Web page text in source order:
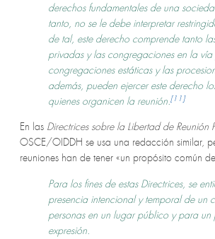
derechos fundamentales de una
tanto, no se le debe interpretar
de tal, este derecho comprende tanto
privadas y las congregaciones en la
congregaciones estáticas y las
además, pueden ejercer este derecho
quienes organicen la reunión.[11]
En las Directrices sobre la Libertad de Reunión
OSCE/OIDDH se usa una redacción similar,
reuniones han de tener «un propósito común
Para los fines de estas Directrices, se
presencia intencional y temporal de un
personas en un lugar público y para
expresión.